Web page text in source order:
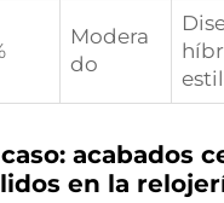
Modera
do
acabados
en la